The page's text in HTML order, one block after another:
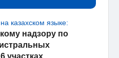
казахском языке:
надзору по
участках